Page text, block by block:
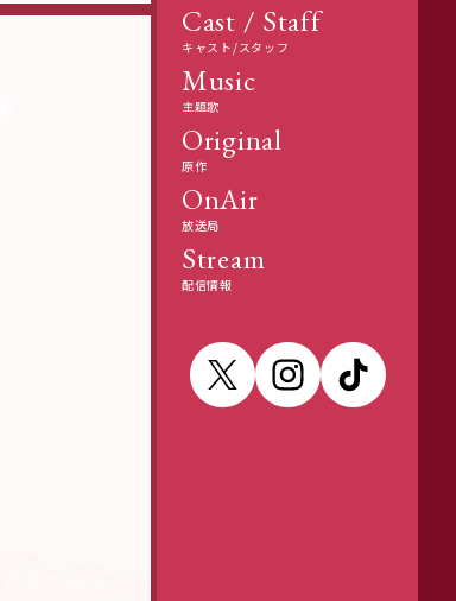
Cast / Staff
キャスト/スタッフ
Music
主題歌
Original
原作
OnAir
放送局
Stream
配信情報